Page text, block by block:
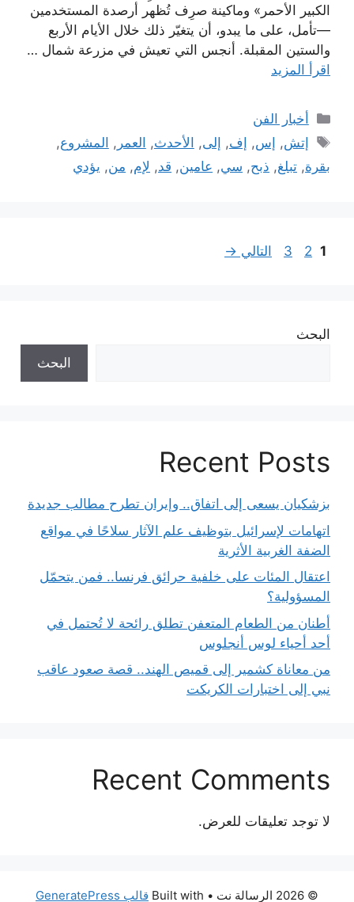
الكبير الأحمر» وماكينة صرِف تُظهر أرصدة المستخدمين
—تأمل، على ما يبدو، أن يتغيّر ذلك خلال الأيام الأربع
والستين المقبلة. أنجس التي تعيش في مزرعة شمال …
اقرأ المزيد
التصنيفات
أخبار الفن
الوسوم
إتش, إس, إف, إلى, الأحدث, العمر , المشروع,
بقرة, تبلغ, ذبح, سي, عامين, قد, لإم, من, يؤدي
Page
1
Page
2
Page
3 التالي →
البحث
البحث
Recent Posts
بزشكيان يسعى إلى اتفاق.. وإيران تطرح مطالب جديدة
اتهامات لإسرائيل بتوظيف علم الآثار سلاحًا في مواقع
الضفة الغربية الأثرية
اعتقال المئات على خلفية حرائق فرنسا.. فمن يتحمّل
المسؤولية؟
أطنان من الطعام المتعفن تطلق رائحة لا تُحتمل في
أحد أحياء لوس أنجلوس
من معاناة كشمير إلى قميص الهند.. قصة صعود عاقب
نبي إلى اختبارات الكريكت
Recent Comments
لا توجد تعليقات للعرض.
© 2026 الرسالة نت • Built with قالب GeneratePress